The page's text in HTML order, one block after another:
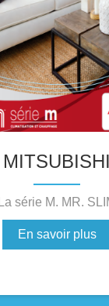
MITSUBISHI
La série M. MR.
En savoir plus